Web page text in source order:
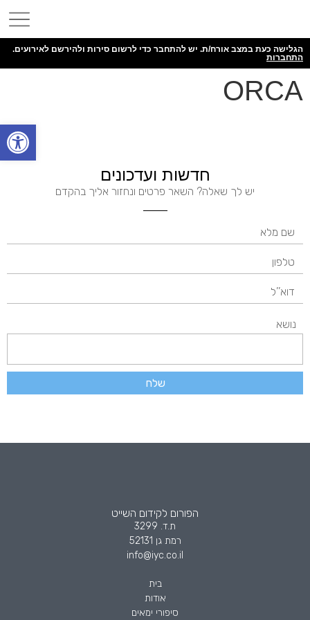
הגלישה כעת במצב אורח/ת. יש להתחבר כדי לרשום סירות ולהירשם לאירועים.
התחברות
ORCA
חדשות ועדכונים
יש לך שאלה? השאר פרטים ונחזור אליך בהקדם
נושא
שלח
הפורום לקידום השייט
ת.ד. 3299
רמת גן 52131
info@iyc.co.il
בית
אודות
סיפורי ימאים